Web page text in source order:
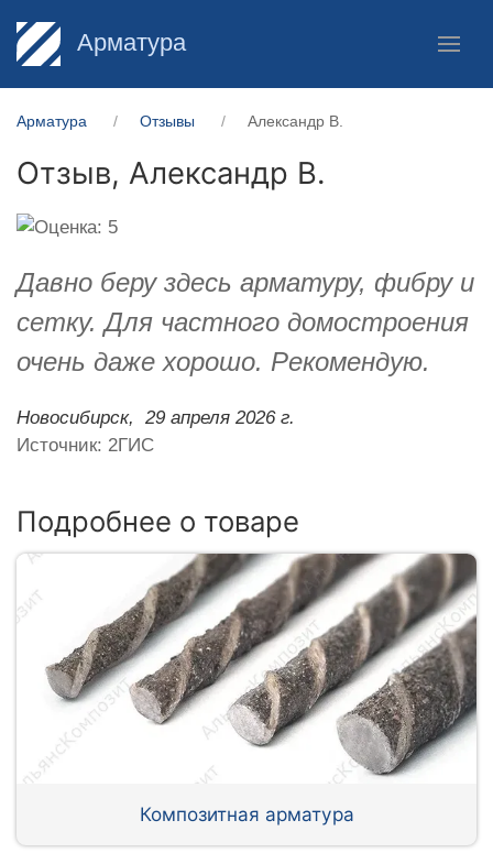
Арматура
Арматура Отзывы Александр В.
Отзыв, Александр В.
Давно беру здесь арматуру, фибру и
сетку. Для частного домостроения
очень даже хорошо. Рекомендую.
Новосибирск,
29 апреля 2026 г.
Источник: 2ГИС
Подробнее о товаре
Композитная арматура